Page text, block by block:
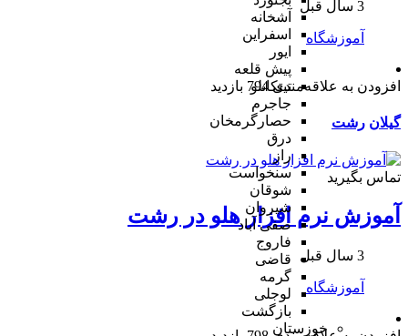
آشخانه
اسفراین
ایور
پیش قلعه
تیتکانلو
جاجرم
حصارگرمخان
درق
راز
سنخواست
شوقان
شیروان
صفی آباد
فاروج
قاضی
گرمه
لوجلی
بازگشت
خوزستان
3 سال قبل
آموزشگاه
افزودن به علاقه‌مندی 794 بازدید
گیلان رشت
تماس بگیرید
آموزش نرم افزار هلو در رشت
3 سال قبل
آموزشگاه